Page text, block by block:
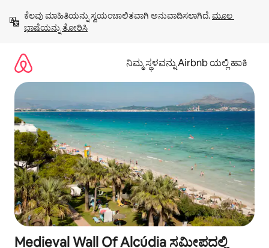
ಹೋಗಿ
ಕೆಲವು ಮಾಹಿತಿಯನ್ನು ಸ್ವಯಂಚಾಲಿತವಾಗಿ ಅನುವಾದಿಸಲಾಗಿದೆ. ಮೂಲ
ಭಾಷೆಯನ್ನು ತೋರಿಸಿ
ನಿಮ್ಮ ಸ್ಥಳವನ್ನು Airbnb ಯಲ್ಲಿ ಹಾಕಿ
Medieval Wall Of Alcúdia ಸಮೀಪದಲ್ಲಿ